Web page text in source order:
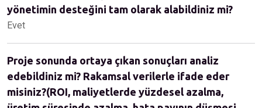
yönetimin desteğini tam olarak alabildiniz mi?
Evet
Proje sonunda ortaya çıkan sonuçları analiz
edebildiniz mi? Rakamsal verilerle ifade eder
misiniz?(ROI, maliyetlerde yüzdesel azalma,